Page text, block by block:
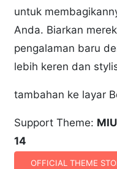
untuk
Anda. Biarkan
pengalaman baru
lebih keren dan
tambahan ke layar
Support Theme:
14
OFFICIAL THEME